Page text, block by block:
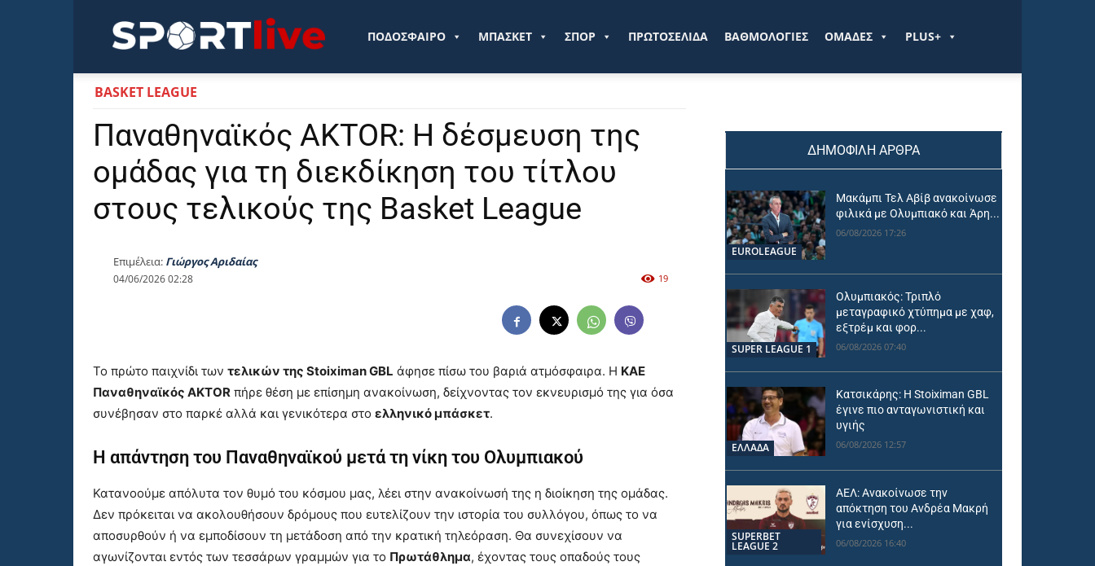
Sportlive.grΠΟΔΟΣΦΑΙΡΟ ΜΠΑΣΚΕΤ ΣΠΟΡ ΠΡΩΤΟΣΕΛΙΔΑ ΒΑΘΜΟΛΟΓΙΕΣ ΟΜΑΔΕΣ PLUS+
BASKET LEAGUE
Παναθηναϊκός AKTOR: Η δέσμευση της
ομάδας για τη διεκδίκηση του τίτλου
στους τελικούς της Basket League
Επιμέλεια: Γιώργος Αριδαίας
04/06/2026 02:28 19
Το πρώτο παιχνίδι των τελικών της Stoiximan GBL άφησε πίσω του βαριά ατμόσφαιρα. Η ΚΑΕ
Παναθηναϊκός AKTOR πήρε θέση με επίσημη ανακοίνωση, δείχνοντας τον εκνευρισμό της για όσα
συνέβησαν στο παρκέ αλλά και γενικότερα στο ελληνικό μπάσκετ.
Η απάντηση του Παναθηναϊκού μετά τη νίκη του Ολυμπιακού
Κατανοούμε απόλυτα τον θυμό του κόσμου μας, λέει στην ανακοίνωσή της η διοίκηση της ομάδας.
Δεν πρόκειται να ακολουθήσουν δρόμους που ευτελίζουν την ιστορία του συλλόγου, όπως το να
αποσυρθούν ή να εμποδίσουν τη μετάδοση από την κρατική τηλεόραση. Θα συνεχίσουν να
αγωνίζονται εντός των τεσσάρων γραμμών για το Πρωτάθλημα, έχοντας τους οπαδούς τους
ΔΗΜΟΦΙΛΗ ΑΡΘΡΑ
EUROLEAGUE
Μακάμπι Τελ Αβίβ ανακοίνωσε
φιλικά με Ολυμπιακό και Άρη...
06/08/2026 17:26
SUPER LEAGUE 1
Ολυμπιακός: Τριπλό
μεταγραφικό χτύπημα με χαφ,
εξτρέμ και φορ...
06/08/2026 07:40
ΕΛΛΑΔΑ
Κατσικάρης: Η Stoiximan GBL
έγινε πιο ανταγωνιστική και
υγιής
06/08/2026 12:57
SUPERBET
LEAGUE 2
ΑΕΛ: Ανακοίνωσε την
απόκτηση του Ανδρέα Μακρή
για ενίσχυση...
06/08/2026 16:40